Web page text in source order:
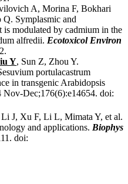
A, Morina F, Bokhari
Symplasmic and
is modulated by cadmium in the
alfredii. Ecotoxicol Environ
Y, Sun Z, Zhou Y.
portulacastrum
in transgenic Arabidopsis
Nov-Dec;176(6):e14654. doi:
J, Xu F, Li L, Mimata Y, et al.
and applications. Biophys
doi: